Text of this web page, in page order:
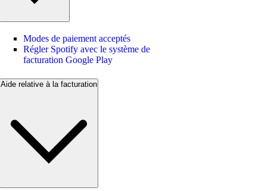
Modes de paiement acceptés
Régler Spotify avec le système de
facturation Google Play
Aide relative à la facturation